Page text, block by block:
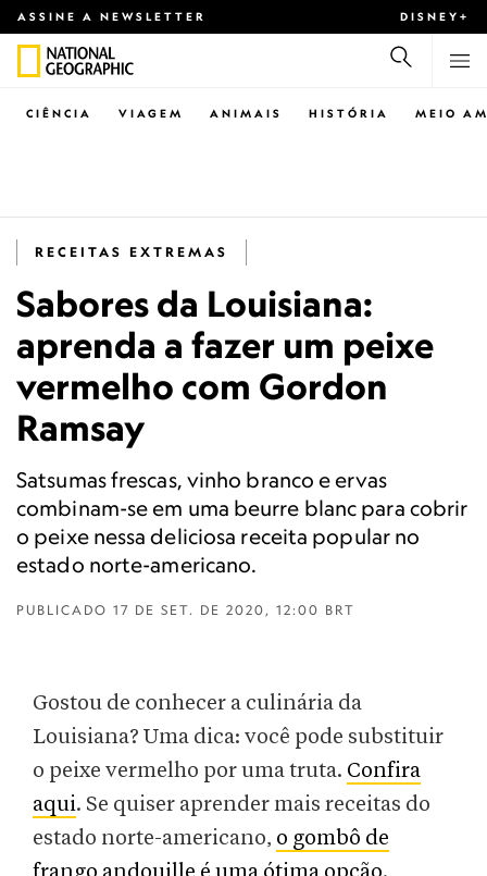
ASSINE A NEWSLETTER DISNEY+
CIÊNCIA VIAGEM ANIMAIS HISTÓRIA MEIO
RECEITAS EXTREMAS
Sabores da Louisiana:
aprenda a fazer um peixe
vermelho com Gordon
Ramsay
Satsumas frescas, vinho branco e ervas
combinam-se em uma beurre blanc para cobrir
o peixe nessa deliciosa receita popular no
estado norte-americano.
PUBLICADO 17 DE SET. DE 2020, 12:00 BRT
Gostou de conhecer a culinária da
Louisiana? Uma dica: você pode substituir
o peixe vermelho por uma truta. Confira
aqui. Se quiser aprender mais receitas do
estado norte-americano, o gombô de